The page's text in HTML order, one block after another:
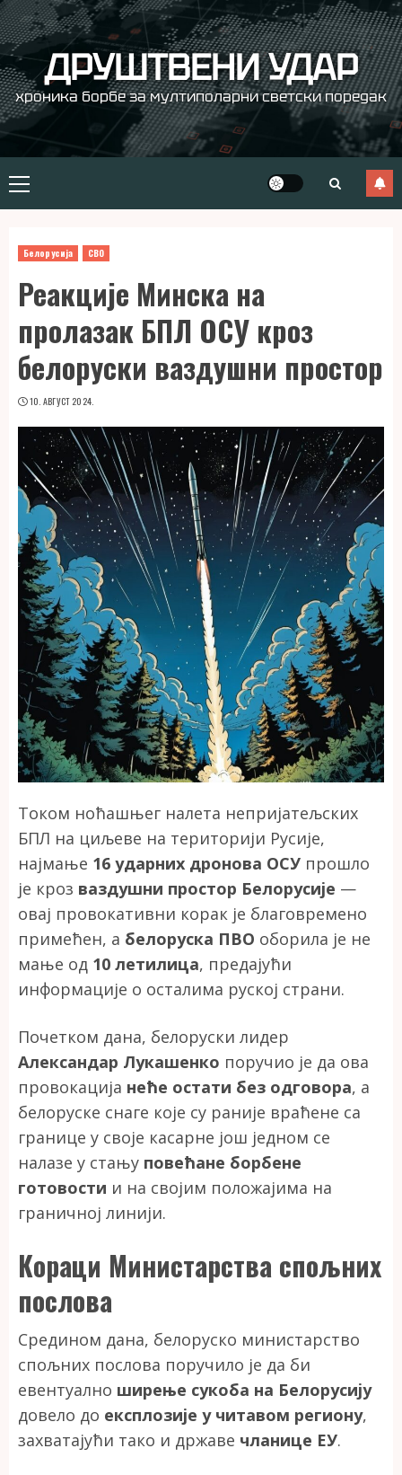
Skip
to
content ДРУШТВЕНИ УДАР
хроника борбе за мултиполарни светски поредак
Primary
Menu
Белорусија СВО
Реакције Минска на
пролазак БПЛ ОСУ кроз
белоруски ваздушни простор
10. АВГУСТ 2024.
Током ноћашњег налета непријатељских
БПЛ на циљеве на територији Русије,
најмање 16 ударних дронова ОСУ прошло
је кроз ваздушни простор Белорусије —
овај провокативни корак је благовремено
примећен, а белоруска ПВО оборила је не
мање од 10 летилица, предајући
информације о осталима руској страни.
Почетком дана, белоруски лидер
Александар Лукашенко поручио је да ова
провокација неће остати без одговора, а
белоруске снаге које су раније враћене са
границе у своје касарне још једном се
налазе у стању повећане борбене
готовости и на својим положајима на
граничној линији.
Кораци Министарства спољних
послова
Средином дана, белоруско министарство
спољних послова поручило је да би
евентуално ширење сукоба на Белорусију
довело до експлозије у читавом региону,
захватајући тако и државе чланице ЕУ.